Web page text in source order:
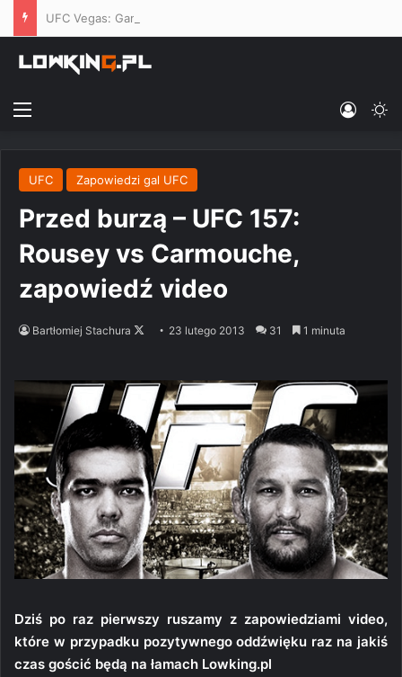
Menu Log In
UFC Zapowiedzi gal UFC
Przed burzą – UFC 157:
Rousey vs Carmouche,
zapowiedź video
Bartłomiej Stachura
Follow23 lutego 2013 31 1 minuta
Dziś po raz pierwszy ruszamy z zapowiedziami video,
które w przypadku pozytywnego oddźwięku raz na jakiś
czas gościć będą na łamach Lowking.pl